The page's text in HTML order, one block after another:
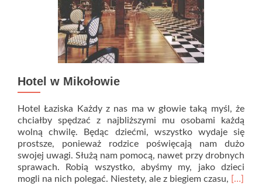
Hotel w Mikołowie
Hotel Łaziska Każdy z nas ma w głowie taką myśl, że
chciałby spędzać z najbliższymi mu osobami każdą
wolną chwilę. Będąc dziećmi, wszystko wydaje się
prostsze, ponieważ rodzice poświęcają nam dużo
swojej uwagi. Służą nam pomocą, nawet przy drobnych
sprawach. Robią wszystko, abyśmy my, jako dzieci
mogli na nich polegać. Niestety, ale z biegiem czasu, Read
[…]